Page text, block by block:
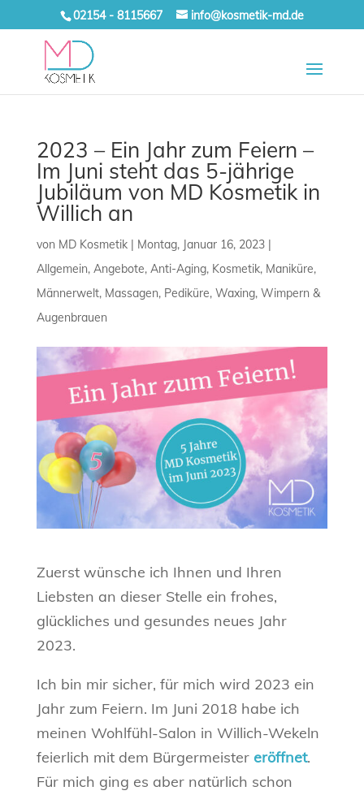
02154 - 8115667 info@kosmetik-md.de
2023 – Ein Jahr zum Feiern –
Im Juni steht das 5-jährige
Jubiläum von MD Kosmetik in
Willich an
von MD Kosmetik| Montag, Januar 16, 2023|
Allgemein, Angebote, Anti-Aging, Kosmetik, Maniküre,
Männerwelt, Massagen, Pediküre, Waxing, Wimpern &
Augenbrauen
Zuerst wünsche ich Ihnen und Ihren
Liebsten an dieser Stelle ein frohes,
glückliches und gesundes neues Jahr
2023.
Ich bin mir sicher, für mich wird 2023 ein
Jahr zum Feiern. Im Juni 2018 habe ich
meinen Wohlfühl-Salon in Willich-Wekeln
feierlich mit dem Bürgermeister eröffnet.
Für mich ging es aber natürlich schon